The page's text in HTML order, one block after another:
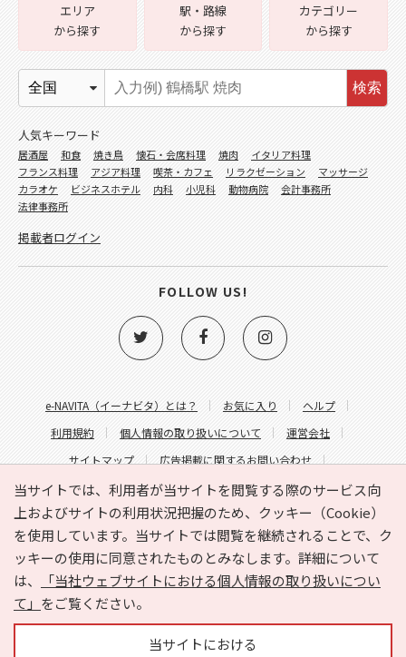
当サイトでは、利用者が当サイトを閲覧する際のサービス向
上およびサイトの利用状況把握のため、クッキー（Cookie）
を使用しています。当サイトでは閲覧を継続されることで、ク
ッキーの使用に同意されたものとみなします。詳細について
は、
「当社ウェブサイトにおける個人情報の取り扱いについ
て」 をご覧ください。
当サイトにおける
e-NAVITA（イーナビタ）とは？ お気に入り
ヘルプ
利用規約
個人情報の取り扱いについて
運営会社
サイトマップ
広告掲載に関するお問い合わせ
サイトの内容に関するお問い合わせ
エリア
から探す
駅・路線
から探す
カテゴリー
から探す
検索
人気キーワード
居酒屋 和食 焼き鳥 懐石・会席料理 焼肉
イタリア料理
フランス料理
アジア料理 喫茶・カフェ リラクゼーション
マッサージ
カラオケ
ビジネスホテル 内科 小児科 動物病院
会計事務所
法律事務所
掲載者ログイン
FOLLOW US!
Copyright © HYOJITO.Co.,Ltd. All Rights Reserved.